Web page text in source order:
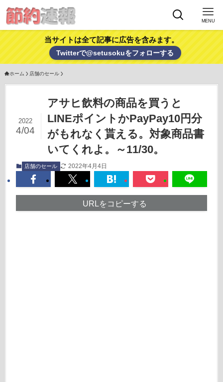
MENU
当サイトは全て記事に広告を含みます。
Twitterで@setusokuをフォローする
ホーム 店舗のセール
アサヒ飲料の商品を買うと
LINEポイントかPayPay10円分
がもれなく貰える。対象商品書
いてくれよ。～11/30。
2022
4/04
店舗のセール 2022年4月4日
URLをコピーする